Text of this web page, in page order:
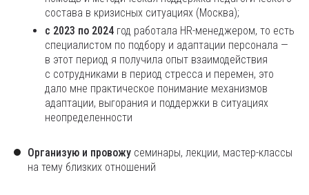
состава в кризисных ситуациях (Москва);
с 2023 по 2024 год работала HR-менеджером, то есть
специалистом по подбору и адаптации персонала —
в этот период я получила опыт взаимодействия
с сотрудниками в период стресса и перемен, это
дало мне практическое понимание механизмов
адаптации, выгорания и поддержки в ситуациях
неопределенности
Организую и провожу семинары, лекции, мастер-классы
на тему близких отношений